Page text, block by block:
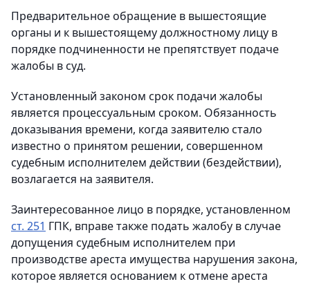
Предварительное обращение в вышестоящие
органы и к вышестоящему должностному лицу в
порядке подчиненности не препятствует подаче
жалобы в суд.
Установленный законом срок подачи жалобы
является процессуальным сроком. Обязанность
доказывания времени, когда заявителю стало
известно о принятом решении, совершенном
судебным исполнителем действии (бездействии),
возлагается на заявителя.
Заинтересованное лицо в порядке, установленном
ст. 251 ГПК, вправе также подать жалобу в случае
допущения судебным исполнителем при
производстве ареста имущества нарушения закона,
которое является основанием к отмене ареста